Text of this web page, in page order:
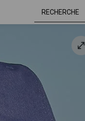
bleu foncé / noir